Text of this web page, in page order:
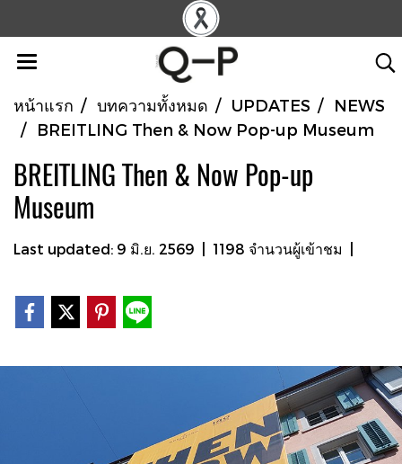
หน้าแรก บทความทั้งหมด UPDATES
NEWS
BREITLING Then & Now Pop-up Museum
BREITLING Then & Now Pop-up
Museum
Last updated: 9 มิ.ย. 2569 1198 จำนวนผู้เข้าชม